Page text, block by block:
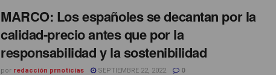
MARCO: Los españoles se decantan por la
calidad-precio antes que por la
responsabilidad y la sostenibilidad
por redacción prnoticias SEPTIEMBRE 22, 2022 0